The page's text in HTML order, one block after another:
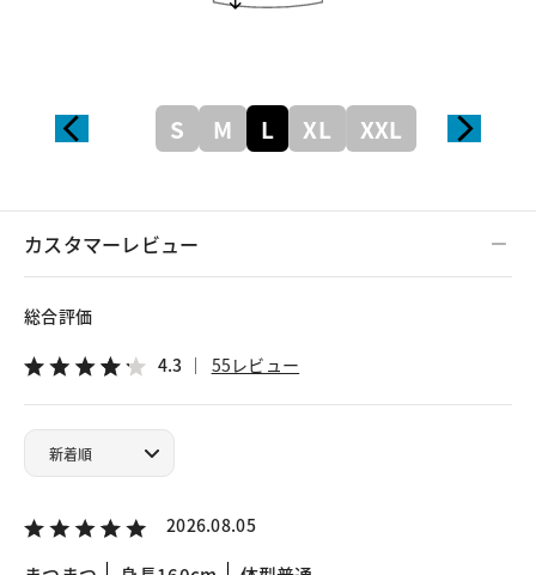
S M L XL XXL
カスタマーレビュー
総合評価
4.3 55レビュー
2026.08.05